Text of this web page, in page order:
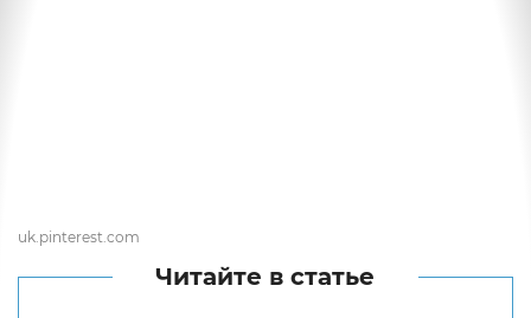
uk.pinterest.com
Читайте в статье